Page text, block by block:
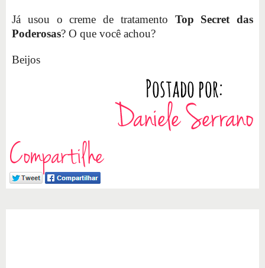
Já usou o creme de tratamento Top Secret das
Poderosas? O que você achou?
Beijos
Compartilhe